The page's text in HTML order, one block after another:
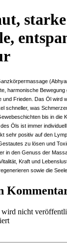
starke
harmonische
und Frieden. Das Öl wird
schneller, was
bis in die
Öls ist immer
sehr positiv auf den
zu lösen und
in den Genuss der
Kraft und
sowie die
nicht